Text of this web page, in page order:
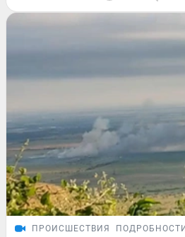
ПРОИСШЕСТВИЯ